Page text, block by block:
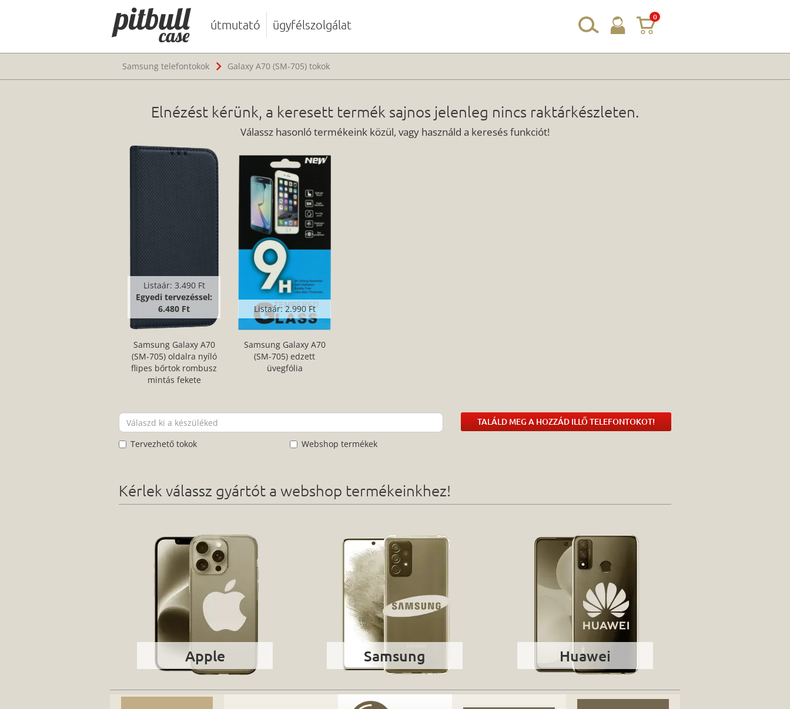
0
útmutató ügyfélszolgálat
Samsung telefontokok Galaxy A70 (SM-705) tokok
Elnézést kérünk, a keresett termék sajnos jelenleg nincs raktárkészleten.
Válassz hasonló termékeink közül, vagy használd a keresés funkciót!
Listaár: 3.490 Ft
Egyedi tervezéssel:
6.480 Ft
Samsung Galaxy A70
(SM-705) oldalra nyíló
flipes bőrtok rombusz
mintás fekete
Listaár:2.990 Ft
Samsung Galaxy A70
(SM-705) edzett
üvegfólia
Tervezhető tokok Webshop termékek
TALÁLD MEG A HOZZÁD ILLŐ TELEFONTOKOT!
Kérlek válassz gyártót a webshop termékeinkhez!
Apple Samsung Huawei